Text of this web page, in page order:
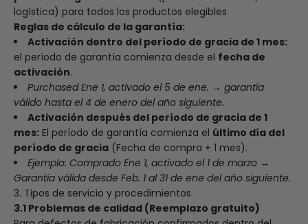
logística) para todos los productos elegibles.
Reglas de cálculo de la garantía:
Activación dentro del período de gracia de 1 mes:
el período de garantía comienza desde el fecha de
activación.
PurchasedEne 1, activado el 5 de ene. → garantía
válido hasta el 4 de enero del año siguiente.
Activación después del período de gracia de 1
mes: El período de garantía comienza el último día del
período de gracia (Fecha de compra + 1 mes).
Ejemplo: Comprado Ene 1, activado el 1 de marzo →
Garantía válida desde Feb. 1 al 31 de ene del año siguiente.
3. Tipos de servicio y procedimientos
3.1 Problemas de calidad (Reemplazo gratuito)